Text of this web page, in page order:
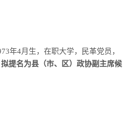
年4月生，在职大学，民革党员，
拟提名为县（市、区）政协副主席候